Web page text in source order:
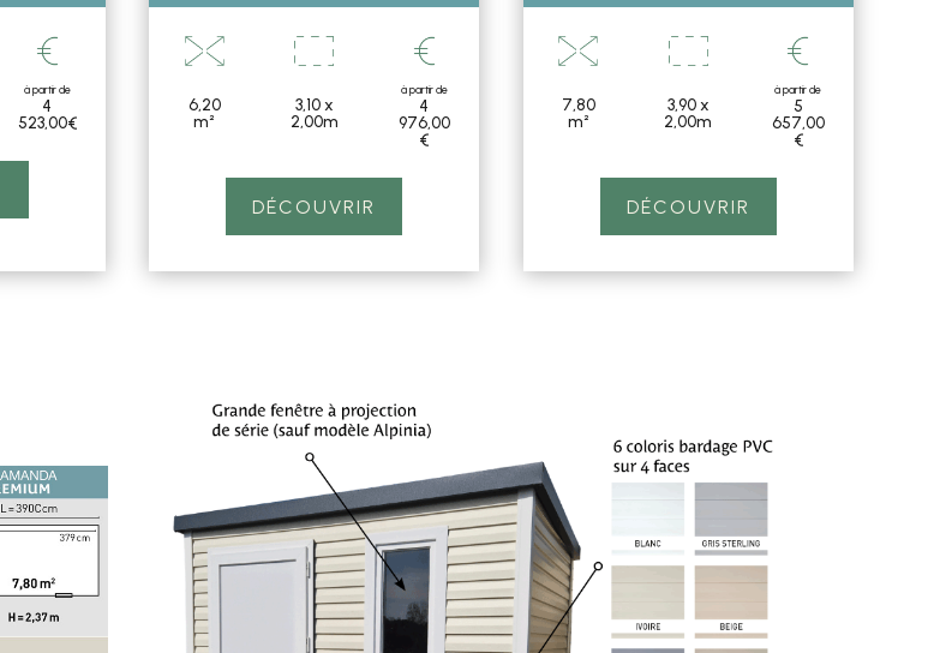
à partir de
4
523,00€
6,20
m²
3,10 x
2,00m
à partir de
4
976,00
€
DÉCOUVRIR
7,80
m²
3,90 x
2,00m
à partir de
5
657,00
€
DÉCOUVRIR